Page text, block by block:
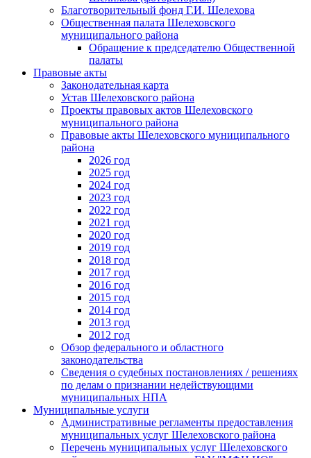
Благотворительный фонд Г.И. Шелехова
Общественная палата Шелеховского
муниципального района
Обращение к председателю Общественной
палаты
Правовые акты
Законодательная карта
Устав Шелеховского района
Проекты правовых актов Шелеховского
муниципального района
Правовые акты Шелеховского муниципального
района
2026 год
2025 год
2024 год
2023 год
2022 год
2021 год
2020 год
2019 год
2018 год
2017 год
2016 год
2015 год
2014 год
2013 год
2012 год
Обзор федерального и областного
законодательства
Сведения о судебных постановлениях / решениях
по делам о признании недействующими
муниципальных НПА
Муниципальные услуги
Административные регламенты предоставления
муниципальных услуг Шелеховского района
Перечень муниципальных услуг Шелеховского